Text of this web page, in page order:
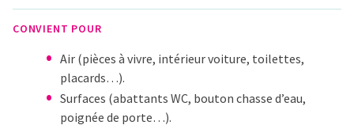
CONVIENT POUR
Air (pièces à vivre, intérieur voiture, toilettes,
placards…).
Surfaces (abattants WC, bouton chasse d’eau,
poignée de porte…).